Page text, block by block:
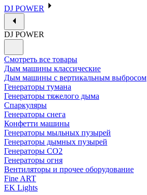
DJ POWER
DJ POWER
Смотреть все товары
Дым машины классические
Дым машины с вертикальным выбросом
Генераторы тумана
Генераторы тяжелого дыма
Спаркуляры
Генераторы снега
Конфетти машины
Генераторы мыльных пузырей
Генераторы дымных пузырей
Генераторы CO2
Генераторы огня
Вентиляторы и прочее оборудование
Fine ART
EK Lights